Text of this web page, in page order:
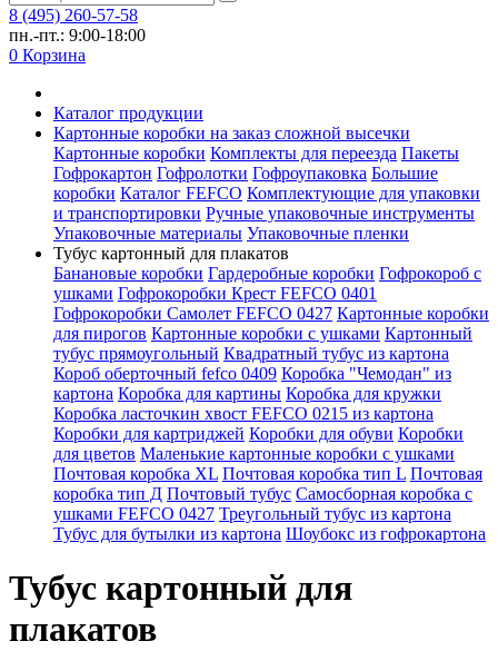
8 (495) 260-57-58
пн.-пт.: 9:00-18:00
0 Корзина
Каталог продукции
Картонные коробки на заказ сложной высечки
Картонные коробки Комплекты для переезда Пакеты
Гофрокартон Гофролотки Гофроупаковка Большие
коробки Каталог FEFCO Комплектующие для упаковки
и транспортировки Ручные упаковочные инструменты
Упаковочные материалы Упаковочные пленки
Тубус картонный для плакатов
Банановые коробки Гардеробные коробки Гофрокороб с
ушками Гофрокоробки Крест FEFCO 0401
Гофрокоробки Самолет FEFCO 0427 Картонные коробки
для пирогов Картонные коробки с ушками Картонный
тубус прямоугольный Квадратный тубус из картона
Короб оберточный fefco 0409 Коробка "Чемодан" из
картона Коробка для картины Коробка для кружки
Коробка ласточкин хвост FEFCO 0215 из картона
Коробки для картриджей Коробки для обуви Коробки
для цветов Маленькие картонные коробки с ушками
Почтовая коробка XL Почтовая коробка тип L Почтовая
коробка тип Д Почтовый тубус Самосборная коробка с
ушками FEFCO 0427 Треугольный тубус из картона
Тубус для бутылки из картона Шоубокс из гофрокартона
Тубус картонный для
плакатов